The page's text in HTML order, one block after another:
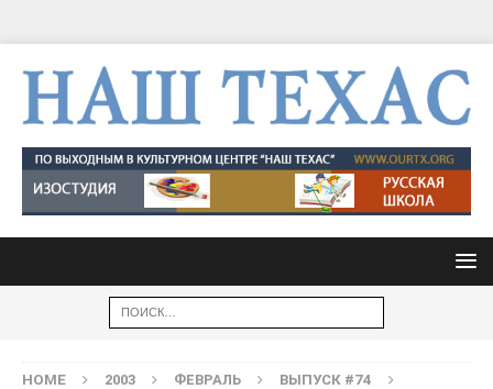
HOME 2003 ФЕВРАЛЬ
ВЫПУСК #74